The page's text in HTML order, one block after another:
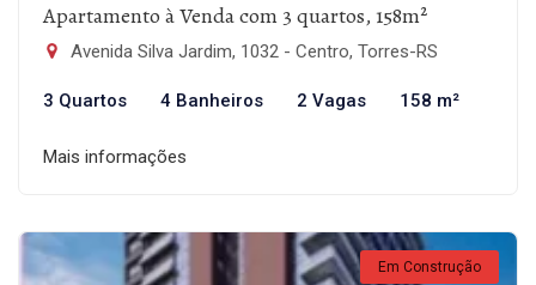
Apartamento à Venda com 3 quartos, 158m²
Avenida Silva Jardim, 1032 - Centro, Torres-RS
3 Quartos 4 Banheiros 2 Vagas 158 m²
Mais informações
Em Construção